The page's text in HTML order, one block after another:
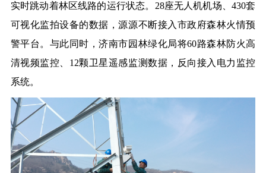
实时跳动着林区线路的运行状态。28座无人机机场、430套
可视化监拍设备的数据，源源不断接入市政府森林火情预
警平台。与此同时，济南市园林绿化局将60路森林防火高
清视频监控、12颗卫星遥感监测数据，反向接入电力监控
系统。